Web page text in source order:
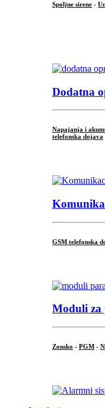
Spoljne sirene -
Dodatna
Napajanja i
telefonska dojava
GSM telefonska
Moduli za
Zonsko - PGM -